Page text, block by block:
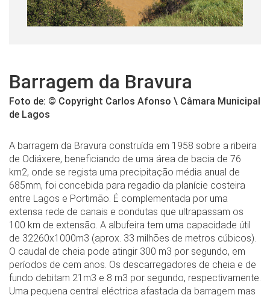
Barragem da Bravura
Foto de: © Copyright Carlos Afonso \ Câmara Municipal
de Lagos
A barragem da Bravura construída em 1958 sobre a ribeira
de Odiáxere, beneficiando de uma área de bacia de 76
km2, onde se regista uma precipitação média anual de
685mm, foi concebida para regadio da planície costeira
entre Lagos e Portimão. É complementada por uma
extensa rede de canais e condutas que ultrapassam os
100 km de extensão. A albufeira tem uma capacidade útil
de 32260x1000m3 (aprox. 33 milhões de metros cúbicos).
O caudal de cheia pode atingir 300 m3 por segundo, em
períodos de cem anos. Os descarregadores de cheia e de
fundo debitam 21m3 e 8 m3 por segundo, respectivamente.
Uma pequena central eléctrica afastada da barragem mas